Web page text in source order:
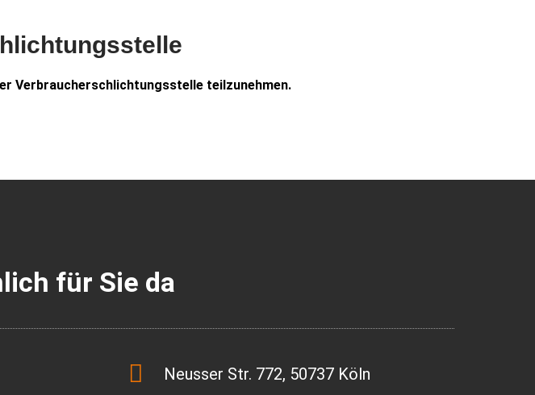
Verbraucherschlichtungsstelle teilzunehmen.
für Sie da
Neusser Str. 772, 50737 Köln